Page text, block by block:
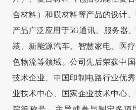
合材料）和膜材料等产品的设计
产品广泛应用于5G通讯、服务器
装、新能源汽车、智慧家电、医
色物流等领域。公司先后荣获中
技术企业、中国印制电路行业优
业技术中心、国家企业技术中心